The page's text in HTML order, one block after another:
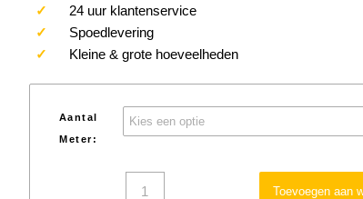
✓ 24 uur klantenservice
✓ Spoedlevering
✓ Kleine & grote hoeveelheden
Aantal
Meter:
Toevoegen aan